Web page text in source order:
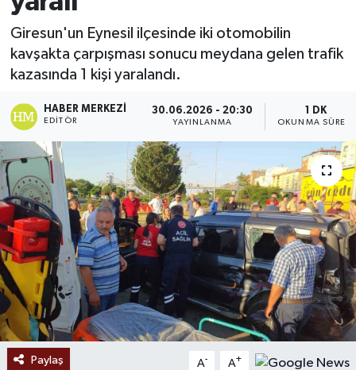
Giresun'un Eynesil ilçesinde iki otomobilin
kavşakta çarpışması sonucu meydana gelen trafik
kazasında 1 kişi yaralandı.
HABER MERKEZI
EDITÖR
30.06.2026 - 20:30
YAYINLANMA
1 DK
OKUNMA SÜRESI
Paylaş A- A+
Ekonomi
Sağlık
Tokat Haber